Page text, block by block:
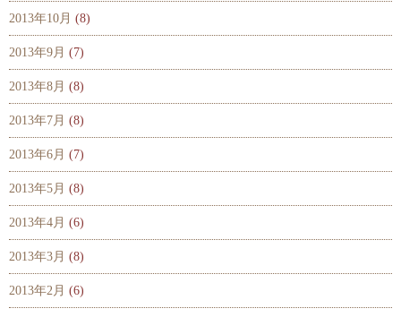
2013年10月 (8)
2013年9月 (7)
2013年8月 (8)
2013年7月 (8)
2013年6月 (7)
2013年5月 (8)
2013年4月 (6)
2013年3月 (8)
2013年2月 (6)